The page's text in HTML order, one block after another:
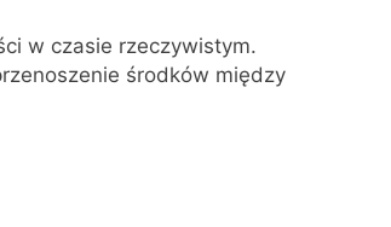
w czasie rzeczywistym.
środków między